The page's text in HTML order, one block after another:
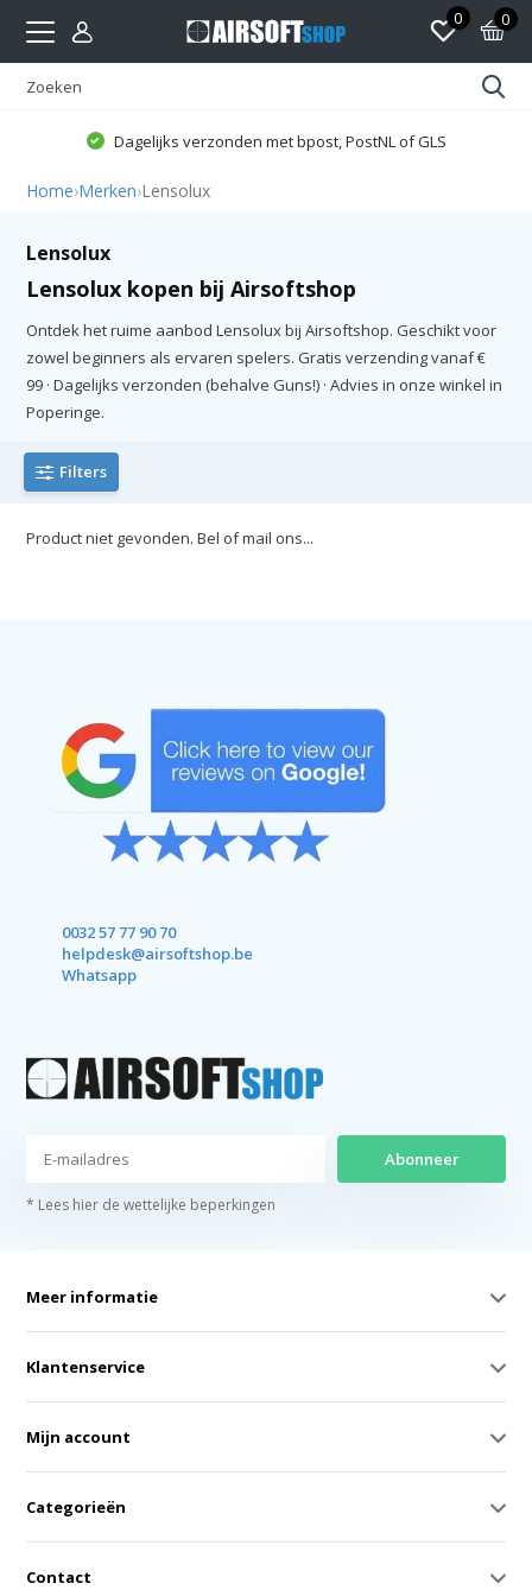
0 0
Dagelijks verzonden met bpost, PostNL of GLS
Home›Merken›Lensolux
Lensolux
Lensolux kopen bij Airsoftshop
Ontdek het ruime aanbod Lensolux bij Airsoftshop. Geschikt voor
zowel beginners als ervaren spelers. Gratis verzending vanaf €
99 · Dagelijks verzonden (behalve Guns!) · Advies in onze winkel in
Poperinge.
Filters
Product niet gevonden. Bel of mail ons...
0032 57 77 90 70
helpdesk@airsoftshop.be
Whatsapp
Abonneer
* Lees hier de wettelijke beperkingen
Meer informatie
Klantenservice
Mijn account
Categorieën
Contact